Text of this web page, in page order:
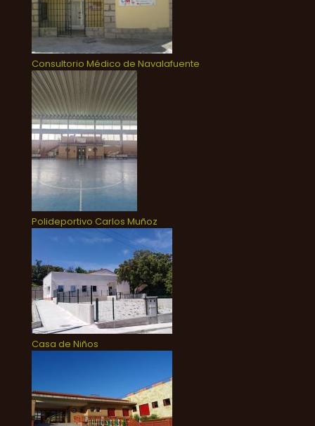
Consultorio Médico de Navalafuente
Polideportivo Carlos Muñoz
Casa de Niños